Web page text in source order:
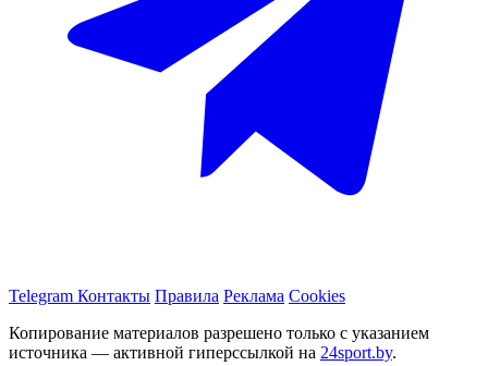
Telegram Контакты Правила Реклама Cookies
Копирование материалов разрешено только с указанием
источника — активной гиперссылкой на 24sport.by.